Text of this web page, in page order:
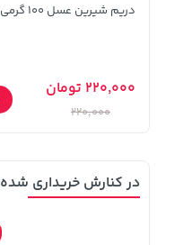
دریم شیرین عسل 100 گرمی
220,000 تومان
220,000
در کنارش خریداری شده